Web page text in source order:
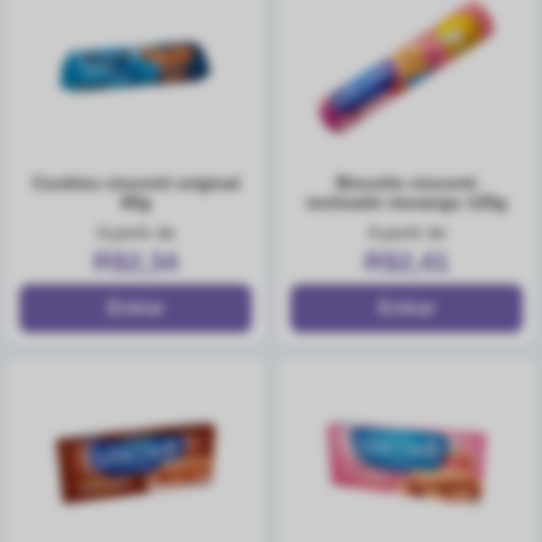
60g
A partir de
R$2,34
biscoito visconti
recheado morango 125g
A partir de
R$2,41